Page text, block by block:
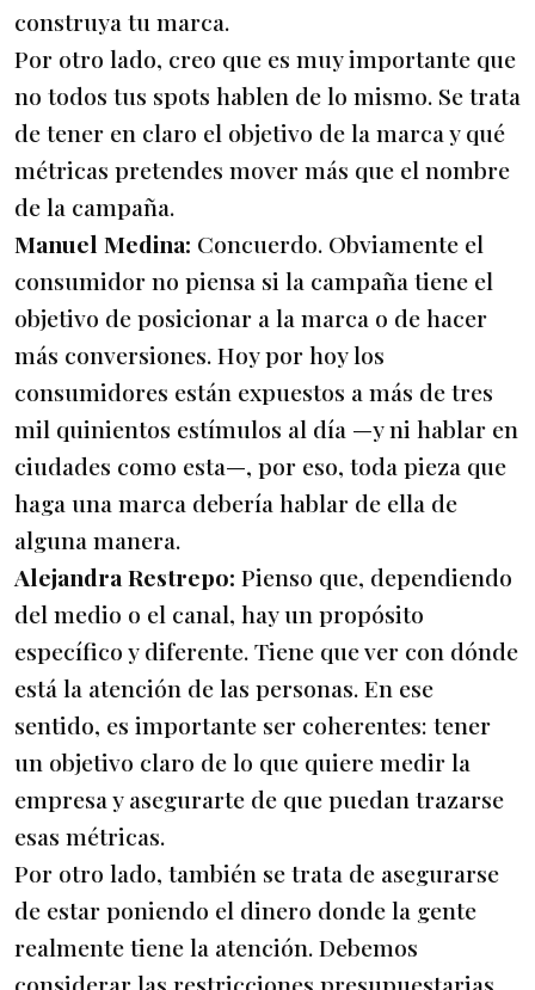
construya tu marca.
Por otro lado, creo que es muy importante que
no todos tus spots hablen de lo mismo. Se trata
de tener en claro el objetivo de la marca y qué
métricas pretendes mover más que el nombre
de la campaña.
Manuel Medina: Concuerdo. Obviamente el
consumidor no piensa si la campaña tiene el
objetivo de posicionar a la marca o de hacer
más conversiones. Hoy por hoy los
consumidores están expuestos a más de tres
mil quinientos estímulos al día —y ni hablar en
ciudades como esta—, por eso, toda pieza que
haga una marca debería hablar de ella de
alguna manera.
Alejandra Restrepo: Pienso que, dependiendo
del medio o el canal, hay un propósito
específico y diferente. Tiene que ver con dónde
está la atención de las personas. En ese
sentido, es importante ser coherentes: tener
un objetivo claro de lo que quiere medir la
empresa y asegurarte de que puedan trazarse
esas métricas.
Por otro lado, también se trata de asegurarse
de estar poniendo el dinero donde la gente
realmente tiene la atención. Debemos